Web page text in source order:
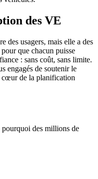
des VE
des usagers, mais elle a des
que chacun puisse
: sans coût, sans limite.
engagés de soutenir le
cœur de la planification
des millions de